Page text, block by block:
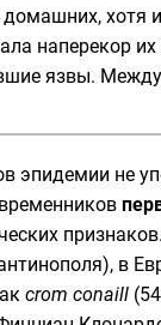
хотя
наперекор
язвы.
эпидемии не
признаков.
), в
crom conaill